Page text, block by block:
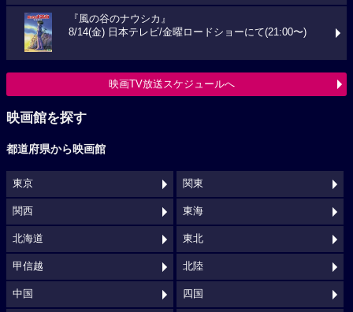
『風の谷のナウシカ』
8/14(金) 日本テレビ/金曜ロードショーにて(21:00〜)
映画TV放送スケジュールへ
映画館を探す
都道府県から映画館
東京 関東
関西 東海
北海道 東北
甲信越 北陸
中国 四国